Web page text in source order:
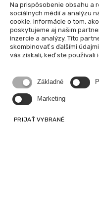
Na prispôsobenie obsahu a
sociálnych médií a analýzu
cookie. Informácie o tom,
poskytujeme aj našim
inzercie a analýzy. Títo
skombinovať s ďalšími
vás získali, keď ste používali
Základné
Marketing
PRIJAŤ VYBRANÉ